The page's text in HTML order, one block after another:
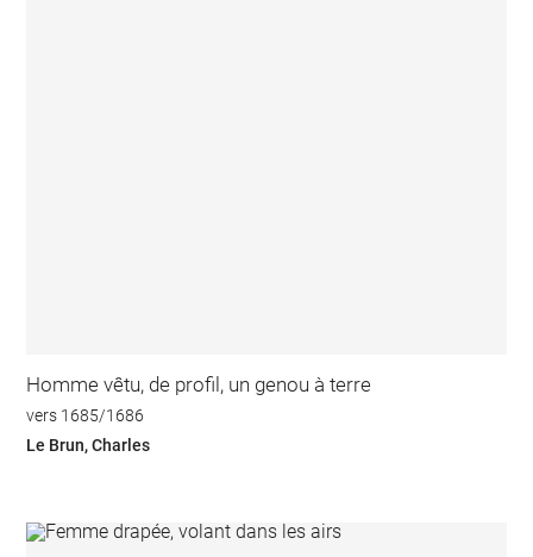
Homme vêtu, de profil, un genou à terre
vers 1685/1686
Le Brun, Charles